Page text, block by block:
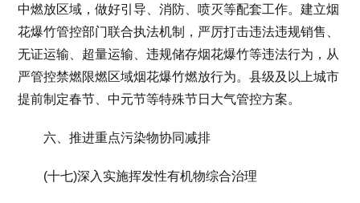
中燃放区域，做好引导、消防、喷灭等配套工作。建立烟
花爆竹管控部门联合执法机制，严厉打击违法违规销售、
无证运输、超量运输、违规储存烟花爆竹等违法行为，从
严管控禁燃限燃区域烟花爆竹燃放行为。县级及以上城市
提前制定春节、中元节等特殊节日大气管控方案。
六、推进重点污染物协同减排
(十七)深入实施挥发性有机物综合治理